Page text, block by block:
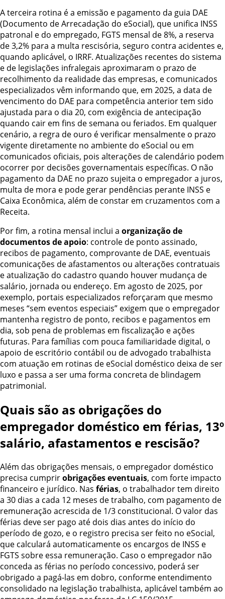
A terceira rotina é a emissão e pagamento da guia DAE
(Documento de Arrecadação do eSocial), que unifica INSS
patronal e do empregado, FGTS mensal de 8%, a reserva
de 3,2% para a multa rescisória, seguro contra acidentes e,
quando aplicável, o IRRF. Atualizações recentes do sistema
e de legislações infralegais aproximaram o prazo de
recolhimento da realidade das empresas, e comunicados
especializados vêm informando que, em 2025, a data de
vencimento do DAE para competência anterior tem sido
ajustada para o dia 20, com exigência de antecipação
quando cair em fins de semana ou feriados. Em qualquer
cenário, a regra de ouro é verificar mensalmente o prazo
vigente diretamente no ambiente do eSocial ou em
comunicados oficiais, pois alterações de calendário podem
ocorrer por decisões governamentais específicas. O não
pagamento da DAE no prazo sujeita o empregador a juros,
multa de mora e pode gerar pendências perante INSS e
Caixa Econômica, além de constar em cruzamentos com a
Receita.
Por fim, a rotina mensal inclui a organização de
documentos de apoio: controle de ponto assinado,
recibos de pagamento, comprovante de DAE, eventuais
comunicações de afastamentos ou alterações contratuais
e atualização do cadastro quando houver mudança de
salário, jornada ou endereço. Em agosto de 2025, por
exemplo, portais especializados reforçaram que mesmo
meses “sem eventos especiais” exigem que o empregador
mantenha registro de ponto, recibos e pagamentos em
dia, sob pena de problemas em fiscalização e ações
futuras. Para famílias com pouca familiaridade digital, o
apoio de escritório contábil ou de advogado trabalhista
com atuação em rotinas de eSocial doméstico deixa de ser
luxo e passa a ser uma forma concreta de blindagem
patrimonial.
Quais são as obrigações do
empregador doméstico em férias, 13º
salário, afastamentos e rescisão?
Além das obrigações mensais, o empregador doméstico
precisa cumprirobrigações eventuais, com forte impacto
financeiro e jurídico. Nas férias, o trabalhador tem direito
a 30 dias a cada 12 meses de trabalho, com pagamento de
remuneração acrescida de 1/3 constitucional. O valor das
férias deve ser pago até dois dias antes do início do
período de gozo, e o registro precisa ser feito no eSocial,
que calculará automaticamente os encargos de INSS e
FGTS sobre essa remuneração. Caso o empregador não
conceda as férias no período concessivo, poderá ser
obrigado a pagá-las em dobro, conforme entendimento
consolidado na legislação trabalhista, aplicável também ao